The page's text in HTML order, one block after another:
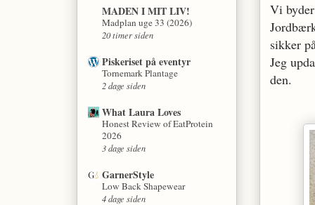
Vi
sikker
Jeg
den.
MADEN I MIT LIV!
Madplan uge 33 (2026)
20 timer siden
Piskeriset på eventyr
Tornemark Plantage
2 dage siden
What Laura Loves
Honest Review of EatProtein
2026
3 dage siden
GarnerStyle
Low Back Shapewear
4 dage siden